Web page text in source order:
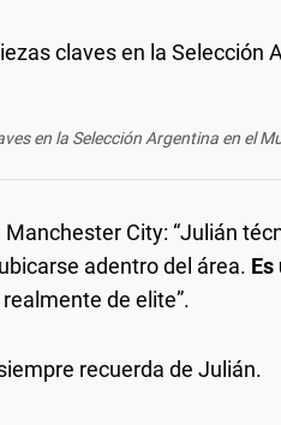
en la Selección Argentina en el
City: “Julián
adentro del área.
de elite”.
recuerda de Julián.